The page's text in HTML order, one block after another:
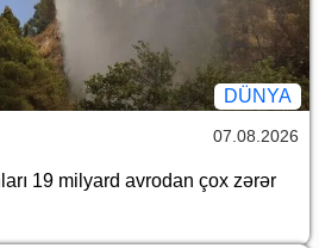
DÜNYA
07.08.2026
19 milyard avrodan çox zərər